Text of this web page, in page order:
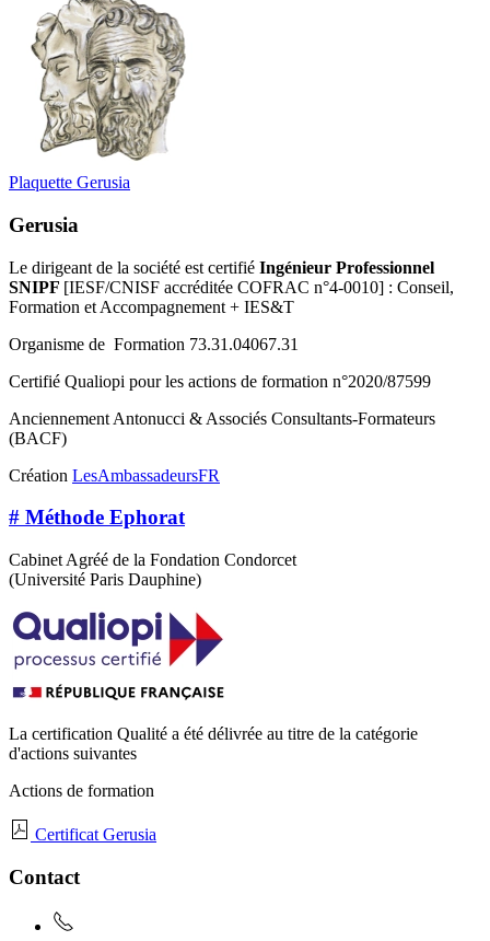
Plaquette Gerusia
Gerusia
Le dirigeant de la société est certifié Ingénieur Professionnel
SNIPF [IESF/CNISF accréditée COFRAC n°4-0010] : Conseil,
Formation et Accompagnement + IES&T
Organisme de Formation 73.31.04067.31
Certifié Qualiopi pour les actions de formation n°2020/87599
Anciennement Antonucci & Associés Consultants-Formateurs
(BACF)
Création LesAmbassadeursFR
# Méthode Ephorat
Cabinet Agréé de la Fondation Condorcet
(Université Paris Dauphine)
La certification Qualité a été délivrée au titre de la catégorie
d'actions suivantes
Actions de formation
Certificat Gerusia
Contact